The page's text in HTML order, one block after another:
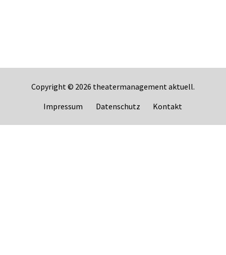
Copyright © 2026 theatermanagement aktuell.
Impressum
Datenschutz Kontakt